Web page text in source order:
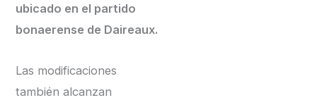
ubicado en el partido
bonaerense de Daireaux.
Las modificaciones
también alcanzan